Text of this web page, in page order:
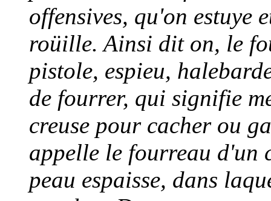
offensives, qu'on estuye
roüille. Ainsi dit on, le
pistole, espieu,
de fourrer, qui signifie
creuse pour cacher ou
appelle le fourreau d'un
peau espaisse, dans